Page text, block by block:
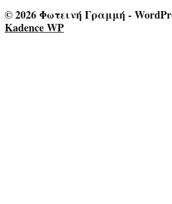
© 2026 Φωτεινή Γραμμή -
Kadence WP